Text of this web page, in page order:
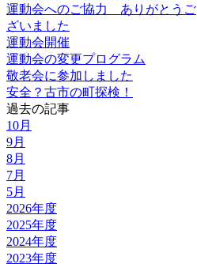
運動会へのご協力 ありがとうご
ざいました
運動会開催
運動会の変更プログラム
敬老会に参加しました
安全？古市の町探検！
過去の記事
10月
9月
8月
7月
5月
2026年度
2025年度
2024年度
2023年度